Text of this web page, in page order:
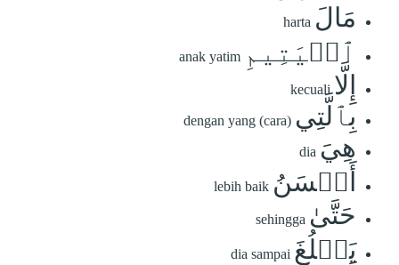
مَالَ harta
ٱلۡيَتِيمِ anak yatim
إِلَّا kecuali
بِٱلَّتِي dengan yang (cara)
هِيَ dia
أَحۡسَنُ lebih baik
حَتَّىٰ sehingga
يَبۡلُغَ dia sampai